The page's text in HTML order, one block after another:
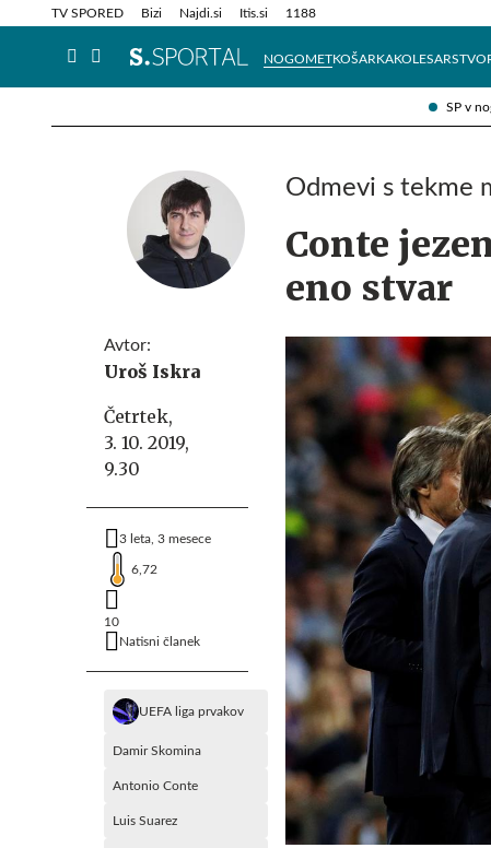
SP v
TV SPORED Bizi Najdi.si Itis.si 1188
NOGOMETKOŠARKAKOLESARSTVO
Info in obvestila Tehnik
Avtor:
Uroš Iskra
Četrtek,
3. 10. 2019,
9.30
3 leta, 3 mesece
6,72
10
Natisni članek
UEFA liga prvakov
Damir Skomina
Antonio Conte
Luis Suarez
Odmevi s tekme
Conte
eno stvar